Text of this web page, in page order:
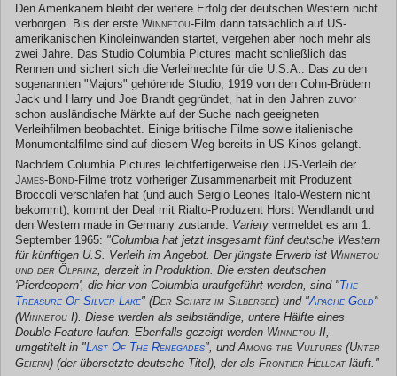
Den Amerikanern bleibt der weitere Erfolg der deutschen Western nicht
verborgen. Bis der erste Winnetou-Film dann tatsächlich auf US-
amerikanischen Kinoleinwänden startet, vergehen aber noch mehr als
zwei Jahre. Das Studio Columbia Pictures macht schließlich das
Rennen und sichert sich die Verleihrechte für die U.S.A.. Das zu den
sogenannten "Majors" gehörende Studio, 1919 von den Cohn-Brüdern
Jack und Harry und Joe Brandt gegründet, hat in den Jahren zuvor
schon ausländische Märkte auf der Suche nach geeigneten
Verleihfilmen beobachtet. Einige britische Filme sowie italienische
Monumentalfilme sind auf diesem Weg bereits in US-Kinos gelangt.
Nachdem Columbia Pictures leichtfertigerweise den US-Verleih der
James-Bond-Filme trotz vorheriger Zusammenarbeit mit Produzent
Broccoli verschlafen hat (und auch Sergio Leones Italo-Western nicht
bekommt), kommt der Deal mit Rialto-Produzent Horst Wendlandt und
den Western made in Germany zustande. Variety vermeldet es am 1.
September 1965: "Columbia hat jetzt insgesamt fünf deutsche Western
für künftigen U.S. Verleih im Angebot. Der jüngste Erwerb ist Winnetou
und der Ölprinz, derzeit in Produktion. Die ersten deutschen
'Pferdeopern', die hier von Columbia uraufgeführt werden, sind "The
Treasure Of Silver Lake" (Der Schatz im Silbersee) und "Apache Gold"
(Winnetou I). Diese werden als selbständige, untere Hälfte eines
Double Feature laufen. Ebenfalls gezeigt werden Winnetou II,
umgetitelt in "Last Of The Renegades", undAmong the Vultures (Unter
Geiern) (der übersetzte deutsche Titel), der als Frontier Hellcat läuft."